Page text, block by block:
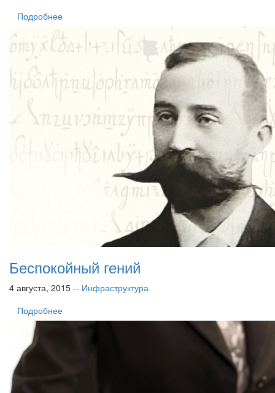
Подробнее
Беспокойный гений
4 августа, 2015 -- Инфраструктура
Подробнее